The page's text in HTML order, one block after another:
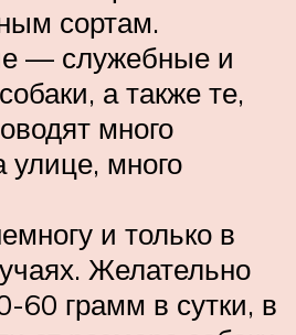
сортам.
— служебные и
а также те,
много
улице, много
и только в
Желательно
60 грамм в сутки, в